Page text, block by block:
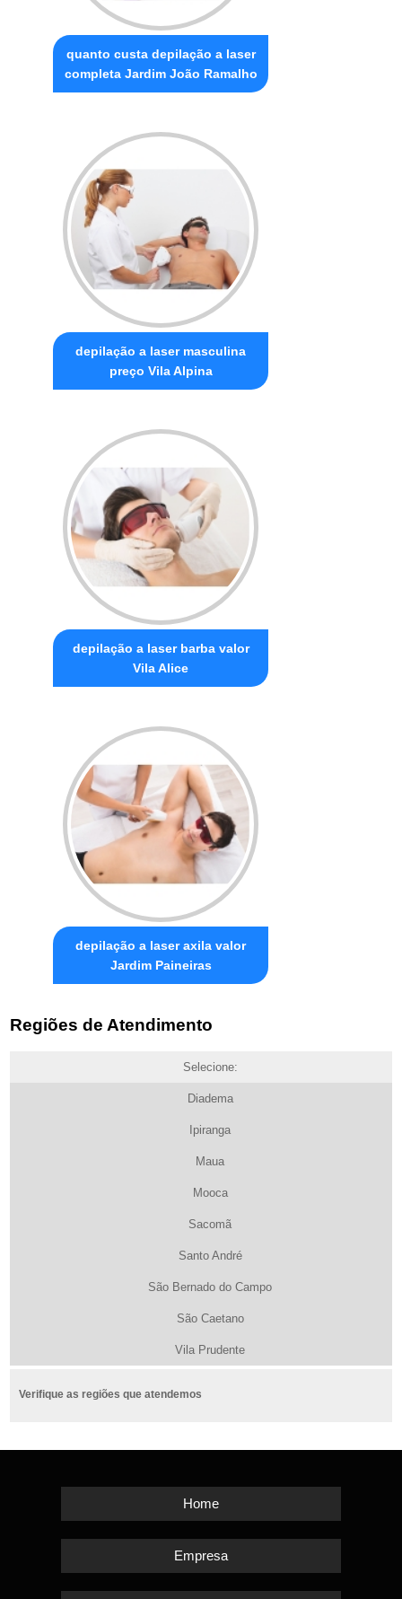
quanto custa depilação a laser
completa Jardim João Ramalho
depilação a laser masculina
preço Vila Alpina
depilação a laser barba valor
Vila Alice
depilação a laser axila valor
Jardim Paineiras
Regiões de Atendimento
Selecione:
Diadema
Ipiranga
Maua
Mooca
Sacomã
Santo André
São Bernado do Campo
São Caetano
Vila Prudente
Verifique as regiões que atendemos
Home
Empresa